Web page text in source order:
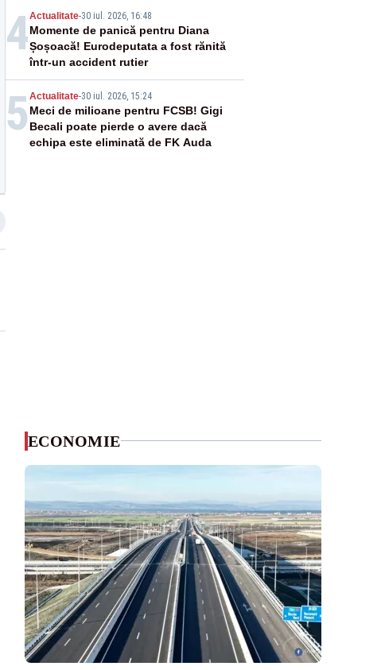
4Actualitate-30 iul. 2026, 16:48
Momente de panică pentru Diana
Șoșoacă! Eurodeputata a fost rănită
într-un accident rutier
5 Actualitate-30 iul. 2026, 15:24
Meci de milioane pentru FCSB! Gigi
Becali poate pierde o avere dacă
echipa este eliminată de FK Auda
ECONOMIE